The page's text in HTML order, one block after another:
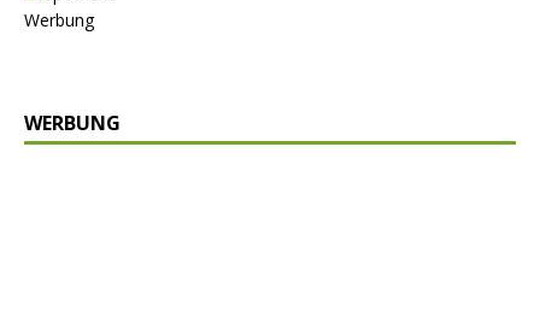
Werbung
WERBUNG